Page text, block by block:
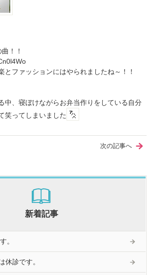
！！
とファッションにはやられましたね～！！
中、寝ぼけながらお弁当作りをしている自分
笑ってしまいました
次の記事へ
新着記事
。
休診です。